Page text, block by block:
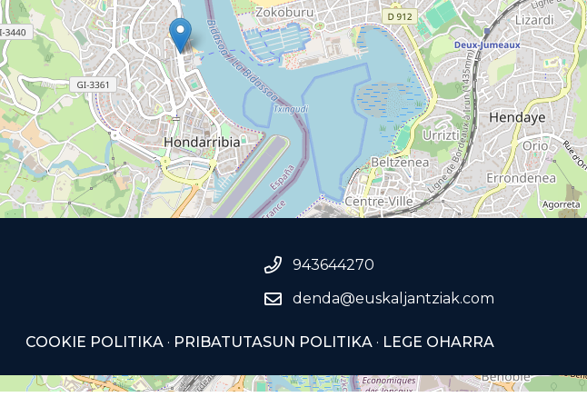
943644270
denda@euskaljantziak.com
COOKIE POLITIKA · PRIBATUTASUN POLITIKA · LEGE OHARRA